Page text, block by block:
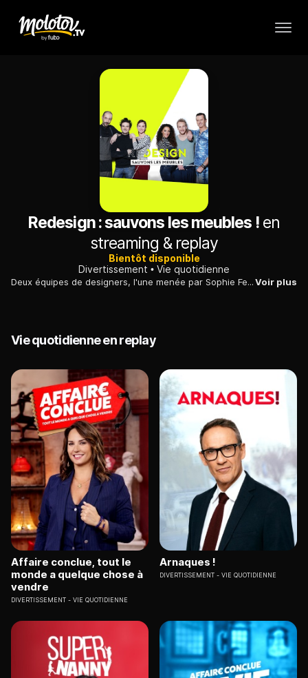
Redesign : sauvons les meubles !en
streaming & replay
Bientôt disponible
Divertissement
Vie quotidienne
Deux équipes de designers, l'une menée par Sophie Ferjani, l'autre par Emmanuelle Rivassoux, transforment meubles et objets du quotidien en déco design lors d'une compétition amicale.Voir plus
Vie quotidienne en replay
Affaire conclue, tout le
monde a quelque chose à
vendre
DIVERTISSEMENT VIE QUOTIDIENNE
Arnaques !
DIVERTISSEMENT VIE QUOTIDIENNE